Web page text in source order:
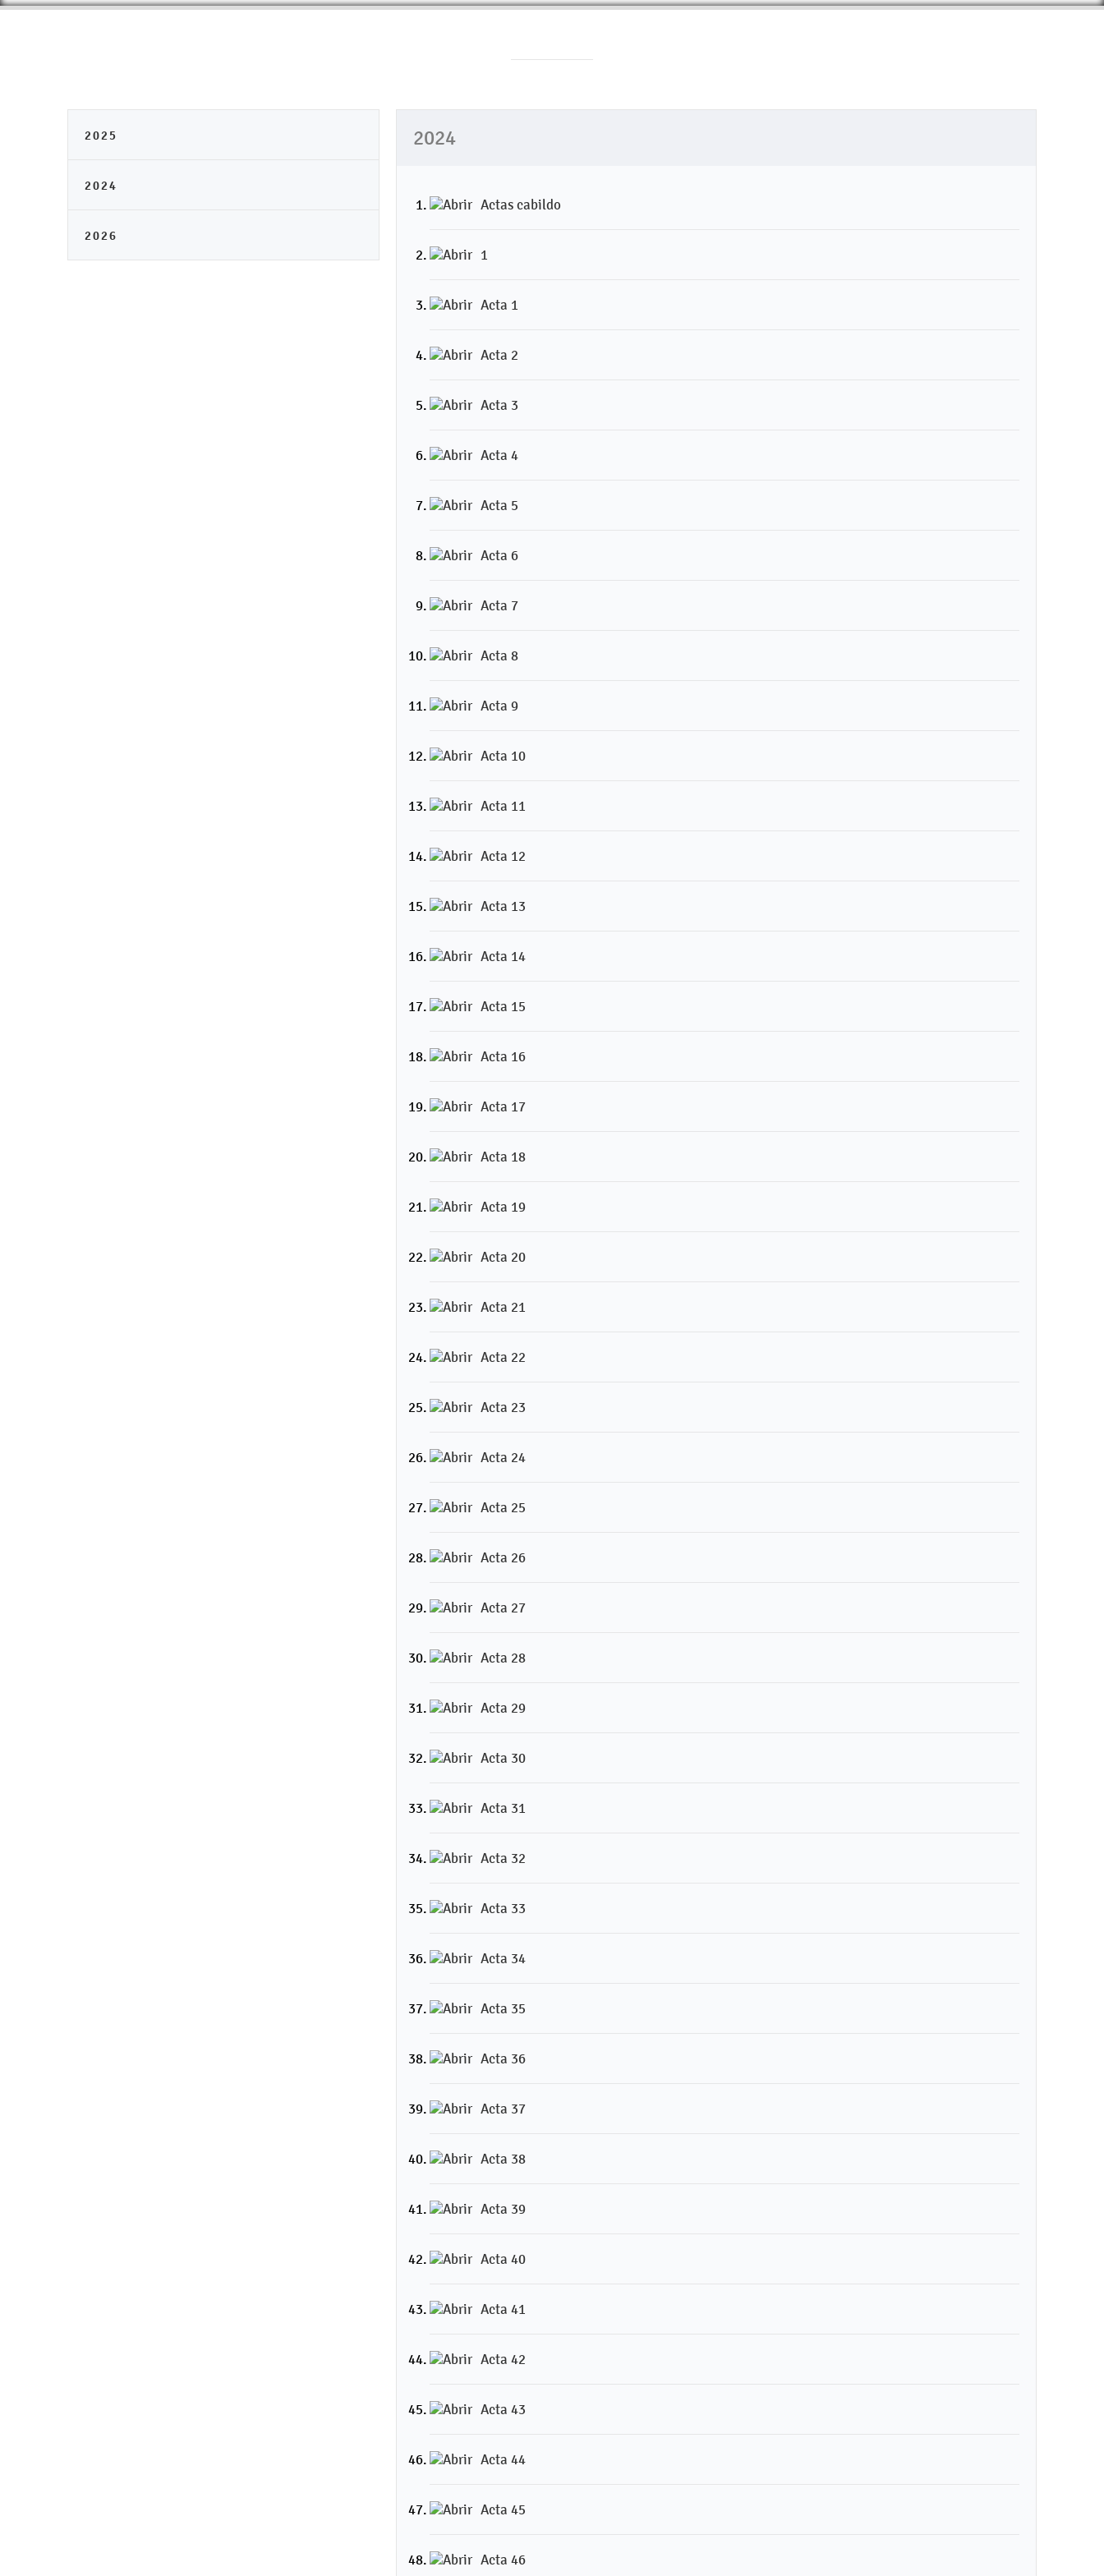
2025
2024
2026
2024
Actas cabildo
1
Acta 1
Acta 2
Acta 3
Acta 4
Acta 5
Acta 6
Acta 7
Acta 8
Acta 9
Acta 10
Acta 11
Acta 12
Acta 13
Acta 14
Acta 15
Acta 16
Acta 17
Acta 18
Acta 19
Acta 20
Acta 21
Acta 22
Acta 23
Acta 24
Acta 25
Acta 26
Acta 27
Acta 28
Acta 29
Acta 30
Acta 31
Acta 32
Acta 33
Acta 34
Acta 35
Acta 36
Acta 37
Acta 38
Acta 39
Acta 40
Acta 41
Acta 42
Acta 43
Acta 44
Acta 45
Acta 46